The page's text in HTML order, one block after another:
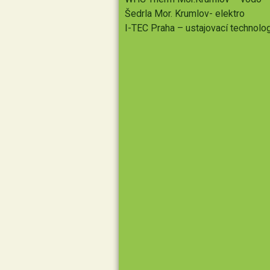
Šedrla Mor. Krumlov- elektro
I-TEC Praha – ustajovací